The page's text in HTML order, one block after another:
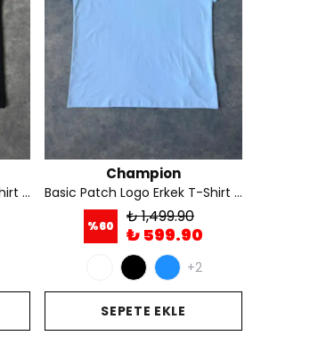
Basic Patch Logo Erkek T-Shirt - Siyah
Champion
Basic Patch Logo Erkek T-Shirt - Mavi
%60 ₺ 1,499.90
₺ 599.90
+2
SEPETE EKLE